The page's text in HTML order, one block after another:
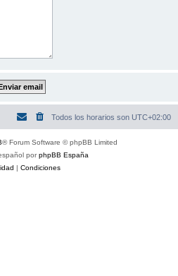
Todos los horarios son UTC+02:00
® Forum Software © phpBB Limited
porphpBB España
| Condiciones